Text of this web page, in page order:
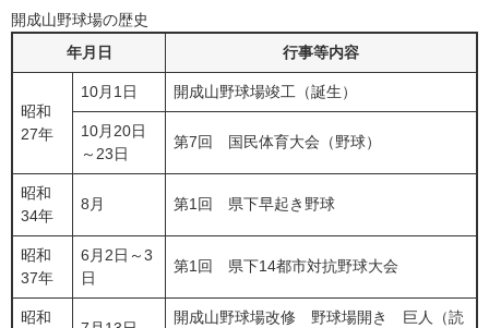
開成山野球場の歴史
年月日
行事等内容
昭和
27年
10月1日 開成山野球場竣工（誕生）
10月20日
～23日
第7回 国民体育大会（野球）
昭和
34年
8月 第1回 県下早起き野球
昭和
37年
6月2日～3
日
第1回 県下14都市対抗野球大会
昭和
開成山野球場改修 野球場開き 巨人（読